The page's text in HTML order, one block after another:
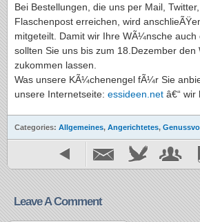
Bei Bestellungen, die uns per Mail,
Flaschenpost erreichen, wird
mitgeteilt. Damit wir Ihre WÃ¼nsche auch
sollten Sie uns bis zum 18.Dezember den
zukommen lassen.
Was unsere KÃ¼chenengel fÃ¼r Sie
unsere Internetseite: essideen.net â€“
Categories: Allgemeines, Angerichtetes,
Leave A Comment